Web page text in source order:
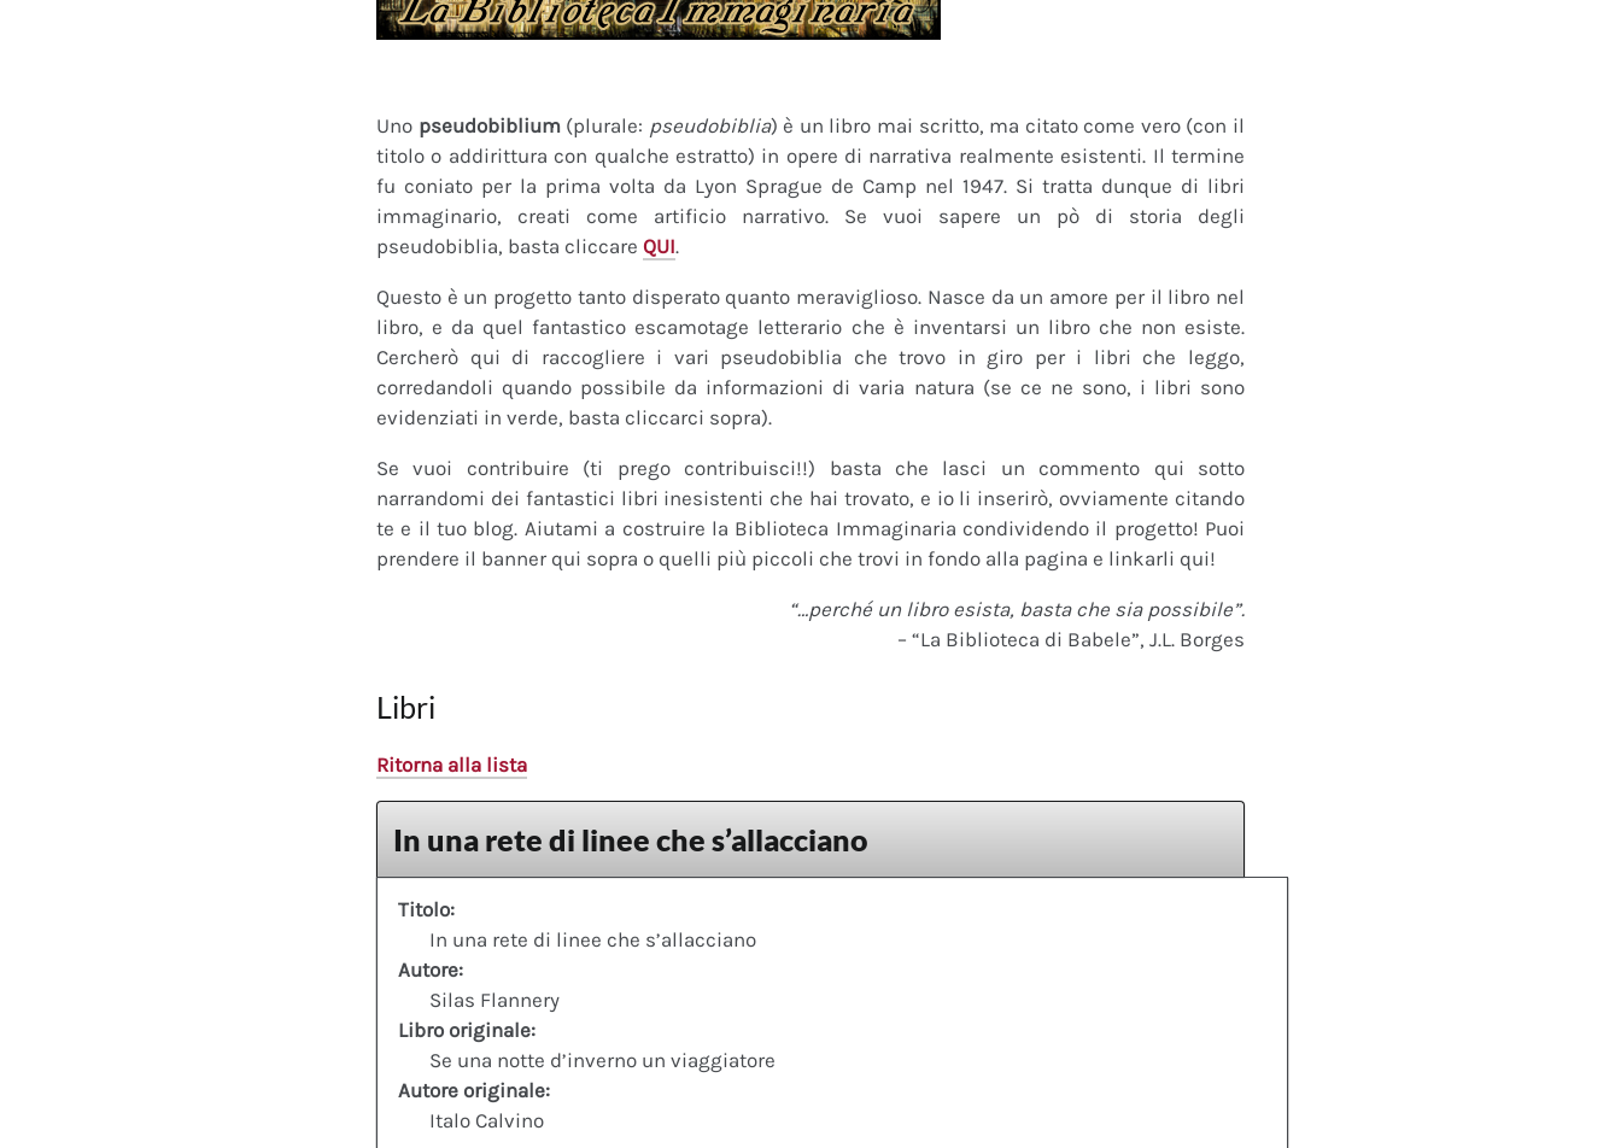
Uno pseudobiblium(plurale: pseudobiblia) è un libro mai scritto, ma citato come vero (con il
titolo o addirittura con qualche estratto) in opere di narrativa realmente esistenti. Il termine
fu coniato per la prima volta da Lyon Sprague de Camp nel 1947. Si tratta dunque di libri
immaginario, creati come artificio narrativo. Se vuoi sapere un pò di storia degli
pseudobiblia, basta cliccare QUI.
Questo è un progetto tanto disperato quanto meraviglioso. Nasce da un amore per il libro nel
libro, e da quel fantastico escamotage letterario che è inventarsi un libro che non esiste.
Cercherò qui di raccogliere i vari pseudobiblia che trovo in giro per i libri che leggo,
corredandoli quando possibile da informazioni di varia natura (se ce ne sono, i libri sono
evidenziati in verde, basta cliccarci sopra).
Se vuoi contribuire (ti prego contribuisci!!) basta che lasci un commento qui sotto
narrandomi dei fantastici libri inesistenti che hai trovato, e io li inserirò, ovviamente citando
te e il tuo blog. Aiutami a costruire la Biblioteca Immaginaria condividendo il progetto! Puoi
prendere il banner qui sopra o quelli più piccoli che trovi in fondo alla pagina e linkarli qui!
“…perché un libro esista, basta che sia possibile”.
– “La Biblioteca di Babele”, J.L. Borges
Libri
Ritorna alla lista
In una rete di linee che s’allacciano
Titolo:
In una rete di linee che s’allacciano
Autore:
Silas Flannery
Libro originale:
Se una notte d’inverno un viaggiatore
Autore originale:
Italo Calvino